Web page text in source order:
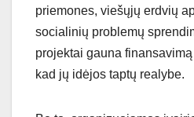
priemones, viešųjų erdvių
socialinių problemų
projektai gauna
kad jų idėjos taptų realybe.